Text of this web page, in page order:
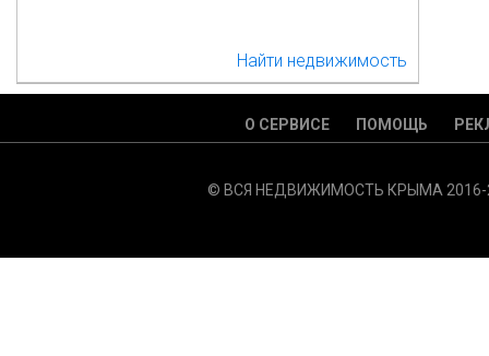
Найти недвижимость
О СЕРВИСЕ ПОМОЩЬ
© ВСЯ НЕДВИЖИМОСТЬ КРЫМА 2016-